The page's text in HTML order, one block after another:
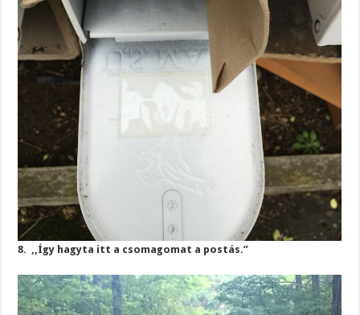
8. ,,Így hagyta itt a csomagomat a postás.”